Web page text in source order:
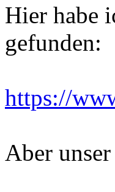
Hier habe
gefunden:
https://
Aber